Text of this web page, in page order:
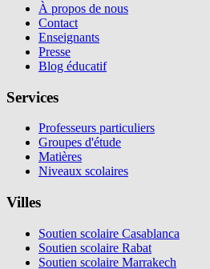
À propos de nous
Contact
Enseignants
Presse
Blog éducatif
Services
Professeurs particuliers
Groupes d'étude
Matières
Niveaux scolaires
Villes
Soutien scolaire Casablanca
Soutien scolaire Rabat
Soutien scolaire Marrakech